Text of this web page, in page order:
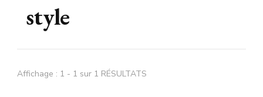
style
Affichage : 1 - 1 sur 1 RÉSULTATS